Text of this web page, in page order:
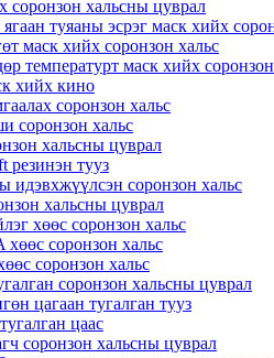
соронзон хальсны цуврал
туяаны эсрэг маск хийх
маск хийх соронзон хальс
температурт маск хийх
хийх кино
соронзон хальс
соронзон хальс
хальсны цуврал
резинэн тууз
идэвхжүүлсэн соронзон хальс
хальсны цуврал
хөөс соронзон хальс
хөөс соронзон хальс
соронзон хальс
соронзон хальсны цуврал
цагаан тугалган тууз
цаас
соронзон хальсны цуврал